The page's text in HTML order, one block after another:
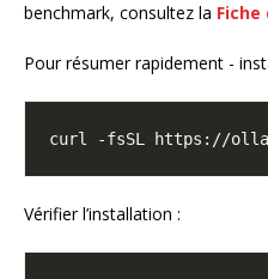
benchmark, consultez la
Pour résumer rapidement -
Vérifier l’installation :